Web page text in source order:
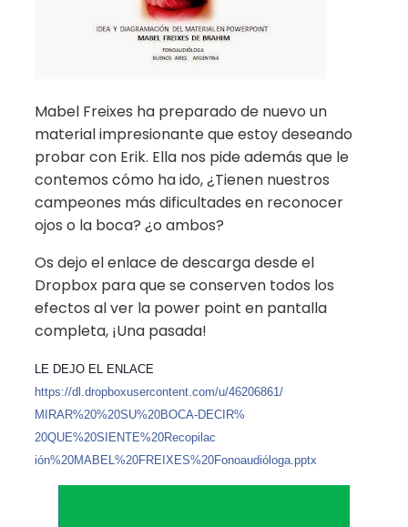
Mabel Freixes ha preparado de nuevo un
material impresionante que estoy deseando
probar con Erik. Ella nos pide además que le
contemos cómo ha ido, ¿Tienen nuestros
campeones más dificultades en reconocer
ojos o la boca? ¿o ambos?
Os dejo el enlace de descarga desde el
Dropbox para que se conserven todos los
efectos al ver la power point en pantalla
completa, ¡Una pasada!
LE DEJO EL ENLACE
https://dl.dropboxusercontent.com/u/46206861/
MIRAR%20%20SU%20BOCA-DECIR%
20QUE%20SIENTE%20Recopilac
ión%20MABEL%20FREIXES%20Fonoaudióloga.pptx